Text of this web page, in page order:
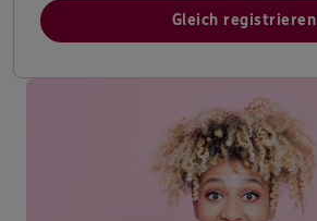
Gleich registrieren